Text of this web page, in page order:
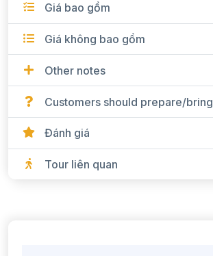
Giá bao gồm
Giá không bao gồm
Other notes
Customers should prepare/bring
Đánh giá
Tour liên quan